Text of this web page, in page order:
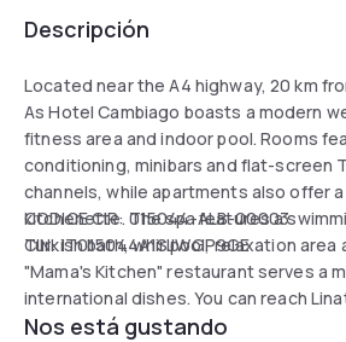
Descripción
Located near the A4 highway, 20 km
As Hotel Cambiago boasts a modern
fitness area and indoor pool. Rooms
conditioning, minibars and flat-screen
channels, while apartments also offer
kitchenette. The spa features a
Turkish bath, whirlpool, relaxation area
"Mama's Kitchen" restaurant serves a
international dishes. You can reach
airports in about 20 minutes by car.
CODICE CIR: 015044-ALB-00003
CIN: IT015044A1SJWGP9GE
Nos está gustando